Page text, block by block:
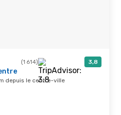
(1 614) 3,8
depuis le centre-ville